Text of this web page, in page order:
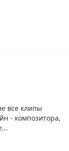
все клипы
- композитора,